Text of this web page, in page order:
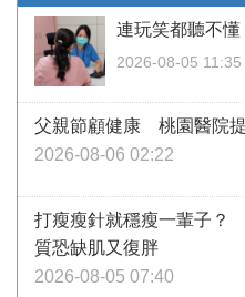
連玩笑都聽不
2026-08-05 11:35
父親節顧健康 桃園醫院
2026-08-06 02:22
打瘦瘦針就穩瘦一輩子？
質恐缺肌又復胖
2026-08-05 07:40